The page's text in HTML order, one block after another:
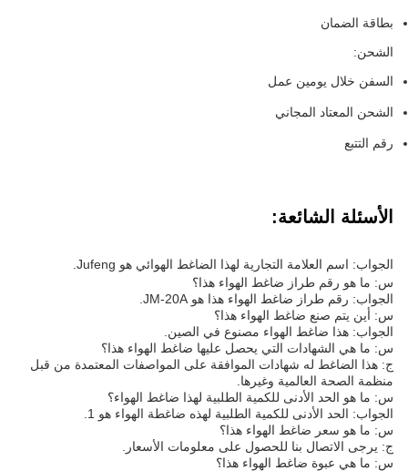
بطاقة الضمان
الشحن:
السفن خلال يومين عمل
الشحن المعتاد المجاني
رقم التتبع
الأسئلة الشائعة:
الجواب: اسم العلامة التجارية لهذا الضاغط الهوائي هو Jufeng.
س: ما هو رقم طراز ضاغط الهواء هذا؟
الجواب: رقم طراز ضاغط الهواء هذا هو JM-20A.
س: أين يتم صنع ضاغط الهواء هذا؟
الجواب: هذا ضاغط الهواء مصنوع في الصين.
س: ما هي الشهادات التي يحصل عليها ضاغط الهواء هذا؟
ج: هذا الضاغط له شهادات الموافقة على المواصفات المعتمدة من قبل
منظمة الصحة العالمية وغيرها.
س: ما هو الحد الأدنى للكمية الطلبية لهذا ضاغط الهواء؟
الجواب: الحد الأدنى للكمية الطلبية لهذه ضاغطة الهواء هو 1.
س: ما هو سعر ضاغط الهواء هذا؟
ج: يرجى الاتصال بنا للحصول على معلومات الأسعار.
س: ما هي عبوة ضاغط الهواء هذا؟